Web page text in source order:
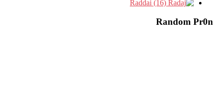
Random Pr0n